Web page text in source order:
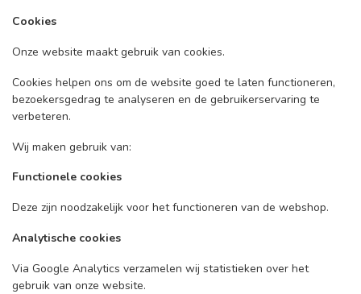
Cookies
Onze website maakt gebruik van cookies.
Cookies helpen ons om de website goed te laten functioneren,
bezoekersgedrag te analyseren en de gebruikerservaring te
verbeteren.
Wij maken gebruik van:
Functionele cookies
Deze zijn noodzakelijk voor het functioneren van de webshop.
Analytische cookies
Via Google Analytics verzamelen wij statistieken over het
gebruik van onze website.